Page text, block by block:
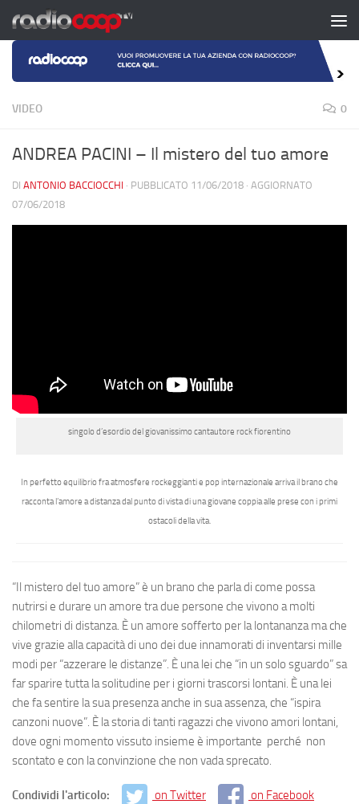
Salta al contenuto
VIDEO 0
ANDREA PACINI – Il mistero del tuo amore
DI ANTONIO BACCIOCCHI · PUBBLICATO 11/06/2018 · AGGIORNATO
07/06/2018
singolo d’esordio del giovanissimo cantautore rock fiorentino
In perfetto equilibrio fra atmosfere rockeggianti e pop internazionale arriva il brano che
racconta l’amore a distanza dal punto di vista di una giovane coppia alle prese con i primi
ostacoli della vita.
“Il mistero del tuo amore” è un brano che parla di come possa
nutrirsi e durare un amore tra due persone che vivono a molti
chilometri di distanza. È un amore sofferto per la lontananza ma che
vive grazie alla capacità di uno dei due innamorati di inventarsi mille
modi per “azzerare le distanze”. È una lei che “in un solo sguardo” sa
far sparire tutta la solitudine per i giorni trascorsi lontani. È una lei
che fa sentire la sua presenza anche in sua assenza, che “ispira
canzoni nuove”. È la storia di tanti ragazzi che vivono amori lontani,
dove ogni momento vissuto insieme è importante perché non
scontato e con la convinzione che non vada sprecato.
Condividi l'articolo: on Twitter on Facebook